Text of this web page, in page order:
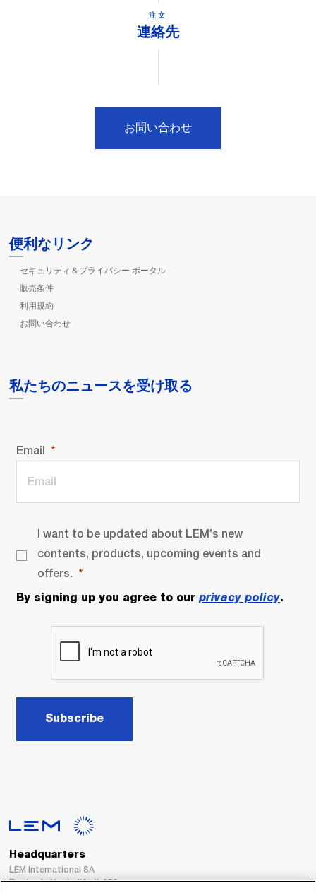
注文
連絡先
お問い合わせ
便利なリンク
セキュリティ＆プライバシー ポータル
販売条件
利用規約
お問い合わせ
私たちのニュースを受け取る
Email
I want to be updated about LEM’s new
contents, products, upcoming events and
offers.
By signing up you agree to our privacy policy.
Subscribe
Headquarters
LEM International SA
Route du Nant-d’Avril, 152